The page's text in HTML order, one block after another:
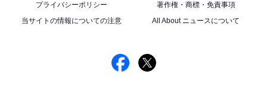
プライバシーポリシー
著作権・商標・免責事項
当サイトの情報についての注意
All About ニュースについて